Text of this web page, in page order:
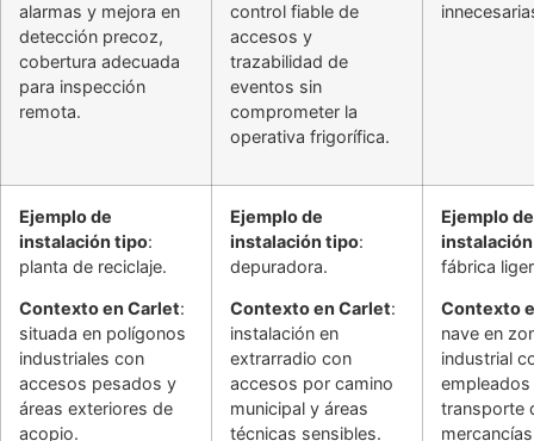
alarmas y mejora en
detección precoz,
cobertura adecuada
para inspección
remota.
control fiable de
accesos y
trazabilidad de
eventos sin
comprometer la
operativa frigorífica.
Ejemplo de
instalación tipo:
planta de reciclaje.
Contexto en Carlet:
situada en polígonos
industriales con
accesos pesados y
áreas exteriores de
acopio.
Ejemplo de
instalación tipo:
depuradora.
Contexto en Carlet:
instalación en
extrarradio con
accesos por camino
municipal y áreas
técnicas sensibles.
Ejemplo de
fábrica
Contexto
nave en
industrial
empleados
transporte